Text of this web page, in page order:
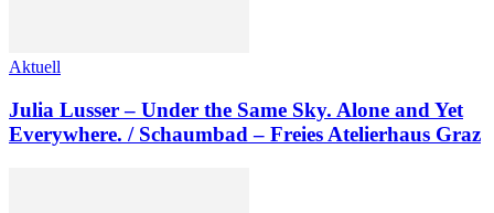
Aktuell
Julia Lusser – Under the Same Sky. Alone and Yet
Everywhere. / Schaumbad – Freies Atelierhaus Graz